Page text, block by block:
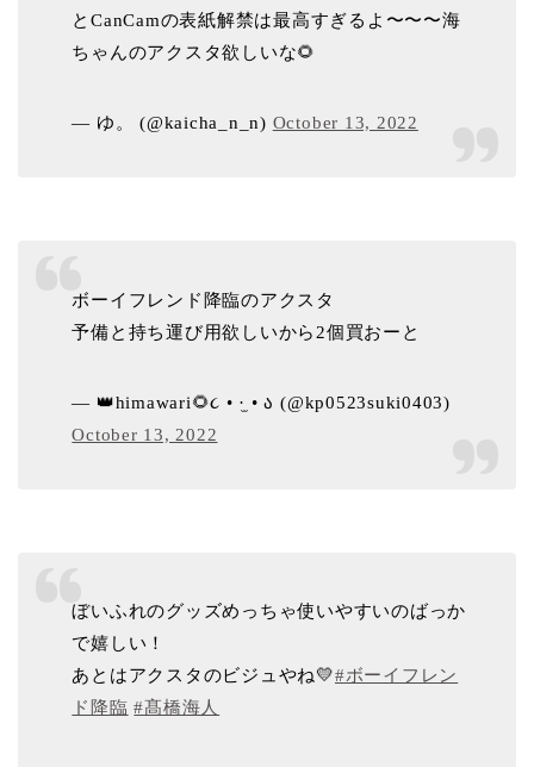
とCanCamの表紙解禁は最高すぎるよ〜〜〜海
ちゃんのアクスタ欲しいな🌻
— ゆ。 (@kaicha_n_n) October 13, 2022
ボーイフレンド降臨のアクスタ
予備と持ち運び用欲しいから2個買おーと
— 👑himawari🌻૮ • ·̫ • ა (@kp0523suki0403)
October 13, 2022
ぼいふれのグッズめっちゃ使いやすいのばっか
で嬉しい！
あとはアクスタのビジュやね💛#ボーイフレン
ド降臨 #髙橋海人